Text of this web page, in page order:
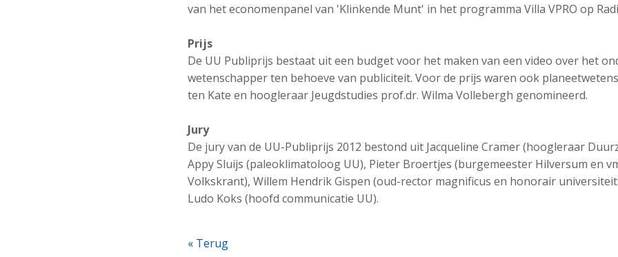
van het economenpanel van 'Klinkende Munt' in het programma Villa VPRO op
Prijs
De UU Publiprijs bestaat uit een budget voor het maken van een video over het
wetenschapper ten behoeve van publiciteit. Voor de prijs waren ook
ten Kate en hoogleraar Jeugdstudies prof.dr. Wilma Vollebergh genomineerd.
Jury
De jury van de UU-Publiprijs 2012 bestond uit Jacqueline Cramer (hoogleraar
Appy Sluijs (paleoklimatoloog UU), Pieter Broertjes (burgemeester Hilversum en
Volkskrant), Willem Hendrik Gispen (oud-rector magnificus en honorair
Ludo Koks (hoofd communicatie UU).
« Terug